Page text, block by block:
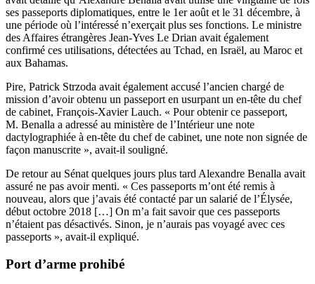
ses passeports diplomatiques, entre le 1er août et le 31 décembre, à
une période où l’intéressé n’exerçait plus ses fonctions. Le ministre
des Affaires étrangères Jean-Yves Le Drian avait également
confirmé ces utilisations, détectées au Tchad, en Israël, au Maroc et
aux Bahamas.
Pire, Patrick Strzoda avait également accusé l’ancien chargé de
mission d’avoir obtenu un passeport en usurpant un en-tête du chef
de cabinet, François-Xavier Lauch. « Pour obtenir ce passeport,
M. Benalla a adressé au ministère de l’Intérieur une note
dactylographiée à en-tête du chef de cabinet, une note non signée de
façon manuscrite », avait-il souligné.
De retour au Sénat quelques jours plus tard Alexandre Benalla avait
assuré ne pas avoir menti. « Ces passeports m’ont été remis à
nouveau, alors que j’avais été contacté par un salarié de l’Élysée,
début octobre 2018 […] On m’a fait savoir que ces passeports
n’étaient pas désactivés. Sinon, je n’aurais pas voyagé avec ces
passeports », avait-il expliqué.
Port d’arme prohibé